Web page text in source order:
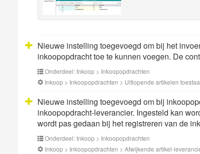
Nieuwe instelling toegevoegd om bij het
inkoopopdracht toe te kunnen voegen. De
Onderdeel: Inkoop > Inkoopopdrachten
Inkoop > Inkoopopdrachten > Uitlopende artikelen
Nieuwe instelling toegevoegd om bij
inkoopopdracht-leverancier. Ingesteld kan
wordt pas gedaan bij het registreren van de
Onderdeel: Inkoop > Inkoopopdrachten
Inkoop > Inkoopopdrachten > Afwijkende artikel-